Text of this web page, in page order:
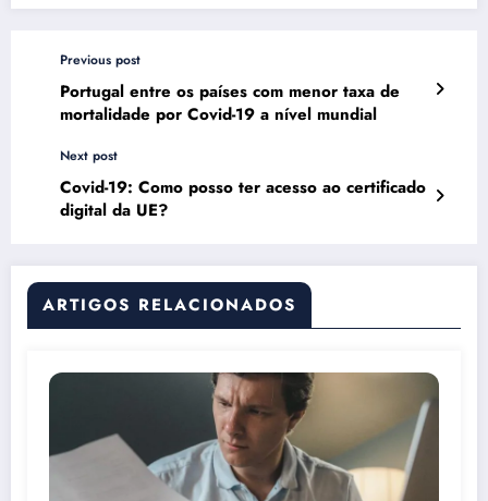
Previous post
Portugal entre os países com menor taxa de
mortalidade por Covid-19 a nível mundial
Next post
Covid-19: Como posso ter acesso ao certificado
digital da UE?
ARTIGOS RELACIONADOS